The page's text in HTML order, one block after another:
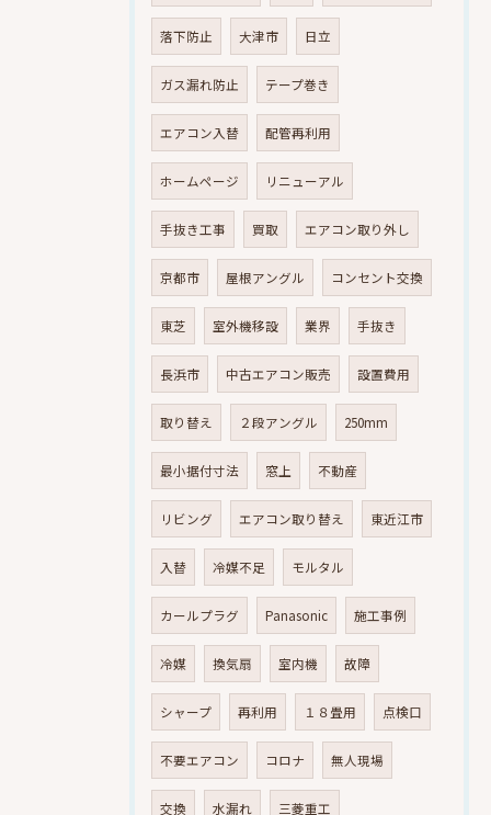
落下防止 大津市 日立
ガス漏れ防止 テープ巻き
エアコン入替 配管再利用
ホームページ リニューアル
手抜き工事 買取 エアコン取り外し
京都市 屋根アングル コンセント交換
東芝 室外機移設 業界 手抜き
長浜市 中古エアコン販売 設置費用
取り替え ２段アングル 250mm
最小据付寸法 窓上 不動産
リビング エアコン取り替え 東近江市
入替 冷媒不足 モルタル
カールプラグ Panasonic 施工事例
冷媒 換気扇 室内機 故障
シャープ 再利用 １８畳用 点検口
不要エアコン コロナ 無人現場
交換 水漏れ 三菱重工